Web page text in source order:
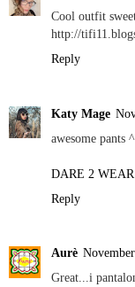
Cool outfit
http://
Reply
Katy Mage
awesome pants
DARE 2 WEAR
Reply
Aurè
Great...i